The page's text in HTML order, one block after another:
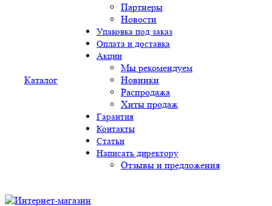
Каталог
Партнеры
Новости
Упаковка под заказ
Оплата и доставка
Акции
Мы рекомендуем
Новинки
Распродажа
Хиты продаж
Гарантия
Контакты
Статьи
Написать директору
Отзывы и предложения